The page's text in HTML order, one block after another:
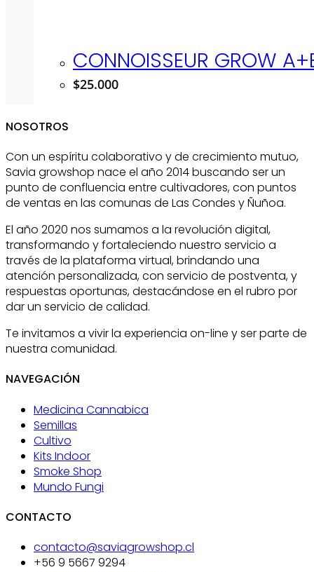
CONNOISSEUR GROW
$25.000
NOSOTROS
Con un espíritu colaborativo y de crecimiento mutuo,
Savia growshop nace el año 2014 buscando ser un
punto de confluencia entre cultivadores, con puntos
de ventas en las comunas de Las Condes y Ñuñoa.
El año 2020 nos sumamos a la revolución digital,
transformando y fortaleciendo nuestro servicio a
través de la plataforma virtual, brindando una
atención personalizada, con servicio de postventa, y
respuestas oportunas, destacándose en el rubro por
dar un servicio de calidad.
Te invitamos a vivir la experiencia on-line y ser parte de
nuestra comunidad.
NAVEGACIÓN
Medicina Cannabica
Semillas
Cultivo
Kits Indoor
Smoke Shop
Mundo Fungi
CONTACTO
contacto@saviagrowshop.cl
+56 9 5667 9294